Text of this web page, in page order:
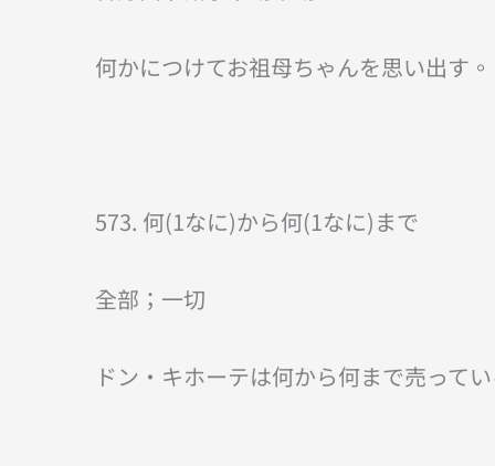
何かにつけてお祖母ちゃんを思い出す。
573. 何(1なに)から何(1なに)まで
全部；一切
ドン・キホーテは何から何まで売って